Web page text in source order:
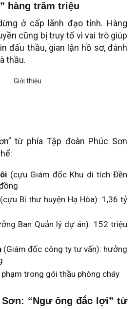
hàng trăm triệu
ở cấp lãnh đạo tỉnh. Hàng
cũng bị truy tố vì vai trò giúp
đấu thầu, gian lận hồ sơ, đánh
thầu.
từ phía Tập đoàn Phúc Sơn
(cựu Giám đốc Khu di tích Đền
(cựu Bí thư huyện Hạ Hòa): 1,36 tỷ
Ban Quản lý dự án): 152 triệu
(Giám đốc công ty tư vấn): hưởng
phạm trong gói thầu phòng cháy
Sơn: “Ngư ông đắc lợi” từ